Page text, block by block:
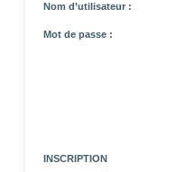
Nom d’utilisateur :
Mot de passe :
INSCRIPTION